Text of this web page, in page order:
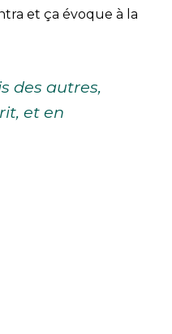
et ça évoque à la
des autres,
et en